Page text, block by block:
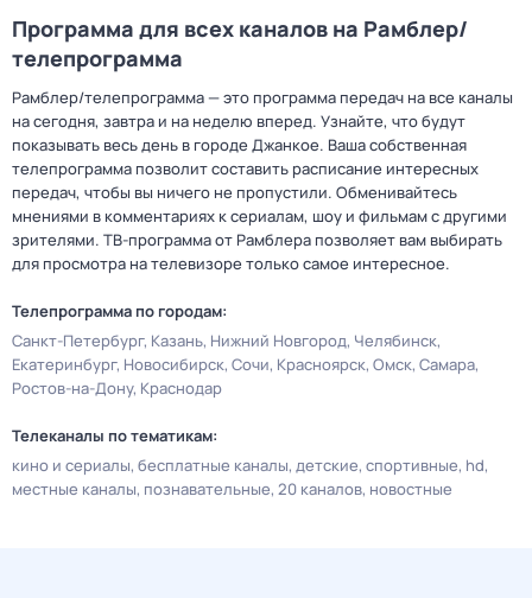
Программа для всех каналов на Рамблер/
телепрограмма
Рамблер/телепрограмма — это программа передач на все каналы
на сегодня, завтра и на неделю вперед. Узнайте, что будут
показывать весь день в городе Джанкое. Ваша собственная
телепрограмма позволит составить расписание интересных
передач, чтобы вы ничего не пропустили. Обменивайтесь
мнениями в комментариях к сериалам, шоу и фильмам с другими
зрителями. ТВ-программа от Рамблера позволяет вам выбирать
для просмотра на телевизоре только самое интересное.
Телепрограмма по городам:
Санкт-Петербург Казань Нижний Новгород Челябинск
Екатеринбург Новосибирск Сочи Красноярск Омск Самара
Ростов-на-Дону Краснодар
Телеканалы по тематикам:
кино и сериалы бесплатные каналы детские спортивные hd
местные каналы познавательные 20 каналов новостные